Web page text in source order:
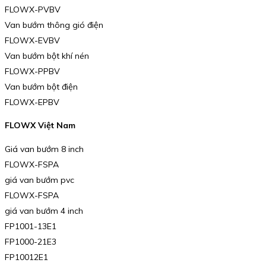
FLOWX-PVBV
Van bướm thông gió điện
FLOWX-EVBV
Van bướm bột khí nén
FLOWX-PPBV
Van bướm bột điện
FLOWX-EPBV
FLOWX Việt Nam
Giá van bướm 8 inch
FLOWX-FSPA
giá van bướm pvc
FLOWX-FSPA
giá van bướm 4 inch
FP1001-13E1
FP1000-21E3
FP10012E1